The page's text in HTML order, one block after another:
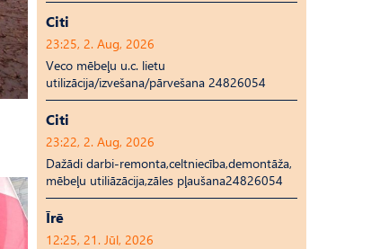
Citi
23:25, 2. Aug, 2026
Veco mēbeļu u.c. lietu
utilizācija/izvešana/pārvešana 24826054
Citi
23:22, 2. Aug, 2026
Dažādi darbi-remonta,celtniecība,demontāža,
mēbeļu utiliāzācija,zāles pļaušana24826054
Īrē
12:25, 21. Jūl, 2026